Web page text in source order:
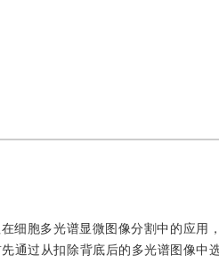
细胞多光谱显微图像分割中的应用
通过从扣除背底后的多光谱图像中